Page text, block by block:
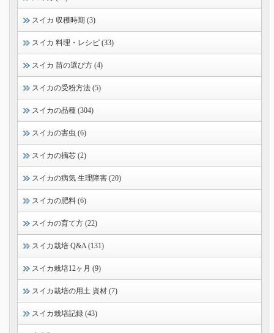
スイカ 収穫時期 (3)
スイカ 料理・レシピ (33)
スイカ 苗の選び方 (4)
スイカの受粉方法 (5)
スイカの品種 (304)
スイカの害虫 (6)
スイカの摘芯 (2)
スイカの病気 生理障害 (20)
スイカの肥料 (6)
スイカの育て方 (22)
スイカ栽培 Q&A (131)
スイカ栽培12ヶ月 (9)
スイカ栽培の用土 資材 (7)
スイカ栽培記録 (43)